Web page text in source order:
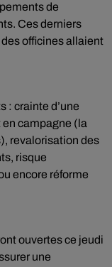
de
Ces derniers
officines allaient
: crainte d’une
campagne (la
revalorisation des
risque
encore réforme
ouvertes ce jeudi
une